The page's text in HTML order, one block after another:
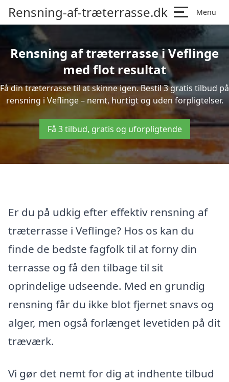
Rensning-af-træterrasse.dk Menu
Rensning af træterrasse i Veflinge
med flot resultat
Få din træterrasse til at skinne igen. Bestil 3 gratis tilbud på
rensning i Veflinge – nemt, hurtigt og uden forpligtelser.
Få 3 tilbud, gratis og uforpligtende
Er du på udkig efter effektiv rensning af
træterrasse i Veflinge? Hos os kan du
finde de bedste fagfolk til at forny din
terrasse og få den tilbage til sit
oprindelige udseende. Med en grundig
rensning får du ikke blot fjernet snavs og
alger, men også forlænget levetiden på dit
træværk.
Vi gør det nemt for dig at indhente tilbud